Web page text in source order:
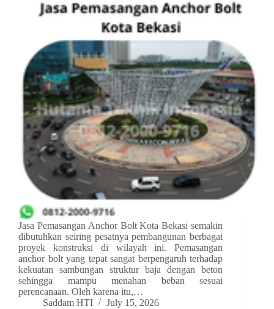
Jasa Pemasangan Anchor Bolt Kota Bekasi semakin
dibutuhkan seiring pesatnya pembangunan berbagai
proyek konstruksi di wilayah ini. Pemasangan
anchor bolt yang tepat sangat berpengaruh terhadap
kekuatan sambungan struktur baja dengan beton
sehingga mampu menahan beban sesuai
perencanaan. Oleh karena itu,…
Saddam HTI
July 15, 2026